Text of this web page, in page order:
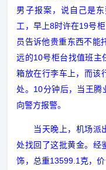
男子报案，说自己是
工，早上8时许在19号
员告诉他贵重东西不能
远的10号柜台找值班主
箱放在行李车上，而该
处。 10分钟后，当王腾
向警方报警。
当天晚上，机场派
处找回了这批黄金。经
饰，总重13599.1 克，